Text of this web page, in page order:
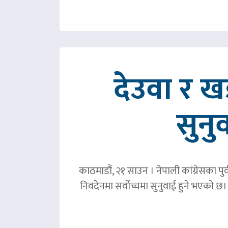
देउवा र
काठमाडौं, २१ साउन । नेपाली कांग्रेसका
निवदेनमा सर्वोच्चमा सुनुवाई हुने भएको छ।